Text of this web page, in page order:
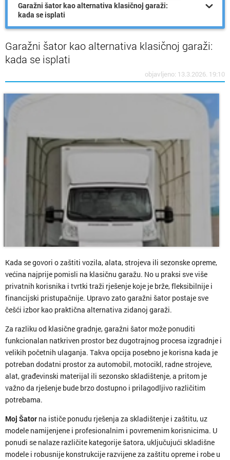
Garažni šator kao alternativa klasičnoj garaži:
kada se isplati
Garažni šator kao alternativa klasičnoj garaži:
kada se isplati
objavljeno: 13.3.2026. 19:10
Kada se govori o zaštiti vozila, alata, strojeva ili sezonske opreme,
većina najprije pomisli na klasičnu garažu. No u praksi sve više
privatnih korisnika i tvrtki traži rješenje koje je brže, fleksibilnije i
financijski pristupačnije. Upravo zato garažni šator postaje sve
češći izbor kao praktična alternativa zidanoj garaži.
Za razliku od klasične gradnje, garažni šator može ponuditi
funkcionalan natkriven prostor bez dugotrajnog procesa izgradnje i
velikih početnih ulaganja. Takva opcija posebno je korisna kada je
potreban dodatni prostor za automobil, motocikl, radne strojeve,
alat, građevinski materijal ili sezonsko skladištenje, a pritom je
važno da rješenje bude brzo dostupno i prilagodljivo različitim
potrebama.
Moj Šator na ističe ponudu rješenja za skladištenje i zaštitu, uz
modele namijenjene i profesionalnim i povremenim korisnicima. U
ponudi se nalaze različite kategorije šatora, uključujući skladišne
modele i robusnije konstrukcije razvijene za zaštitu opreme i robe u